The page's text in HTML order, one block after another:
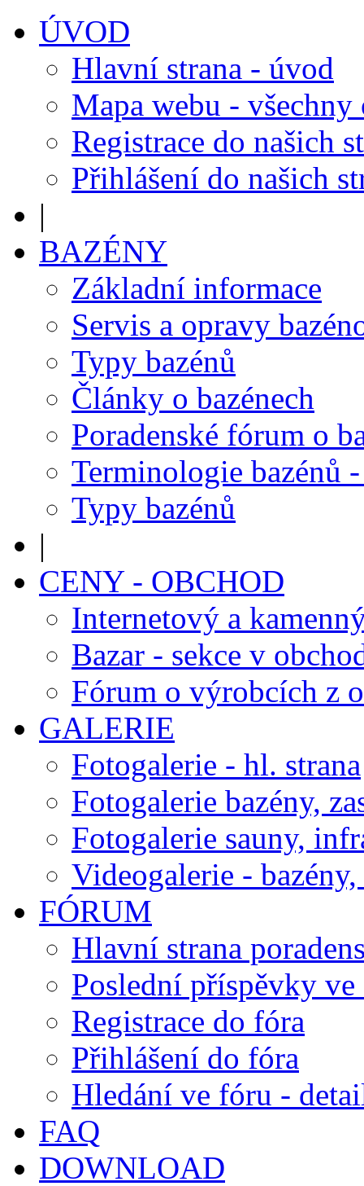
ÚVOD
Hlavní strana - úvod
Mapa webu - všechny
Registrace do našich
Přihlášení do našich
|
BAZÉNY
Základní informace
Servis a opravy
Typy bazénů
Články o bazénech
Poradenské fórum o
Terminologie bazénů
Typy bazénů
|
CENY - OBCHOD
Internetový a
Bazar - sekce v
Fórum o výrobcích z
GALERIE
Fotogalerie - hl. strana
Fotogalerie bazény,
Fotogalerie sauny,
Videogalerie - bazény,
FÓRUM
Hlavní strana
Poslední příspěvky
Registrace do fóra
Přihlášení do fóra
Hledání ve fóru -
FAQ
DOWNLOAD